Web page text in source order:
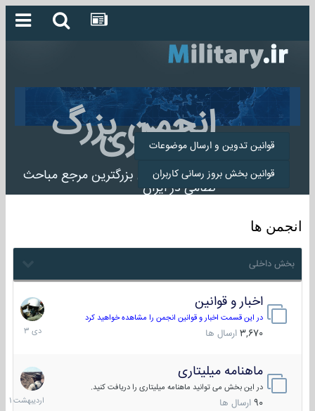
انجمن بزرگ
میلیتاری
انجمن میلیتاری بزرگترین مرجع مباحث
نظامی در ایران
قوانین تدوین و ارسال موضوعات
قوانین بخش بروز رسانی کاربران
انجمن ها
بخش داخلی
اخبار و قوانین
در این قسمت اخبار و قوانین انجمن را مشاهده خواهید کرد
3,670 ارسال ها
22
دی
1403
ماهنامه میلیتاری
در این بخش می توانید ماهنامه میلیتاری را دریافت کنید.
90 ارسال ها
30
1401